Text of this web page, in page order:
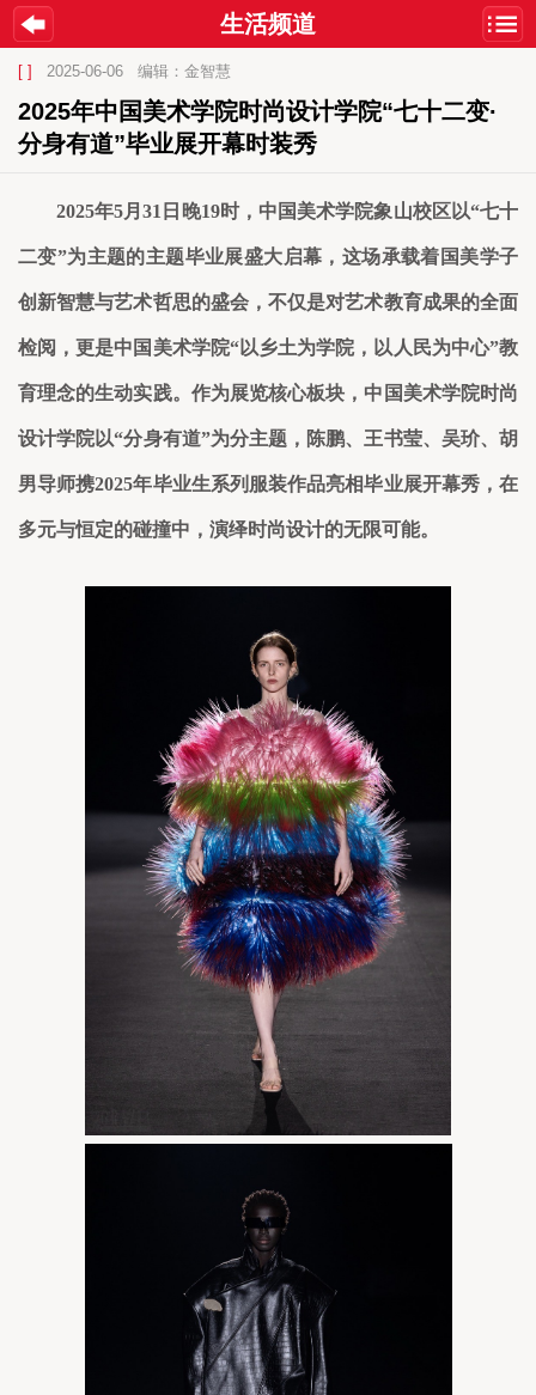
生活频道
[ ] 2025-06-06 编辑：金智慧
2025年中国美术学院时尚设计学院“七十二变·
分身有道”毕业展开幕时装秀
2025年5月31 日晚19时，中国美术学院象山校区以“七十
二变”为主题的主题毕业展盛大启幕， 这场承载着国美学子
创新智慧与艺术哲思的盛会，不仅是对艺术教育成果的全面
检阅，更是中国美术学院“以乡土为学院，以人民为中心”教
育理念的生动实践。作为展览核心板块，中国美术学院时尚
设计学院以“分身有道”为分主题 ，陈鹏、王书莹、吴玠、胡
男导师携2025年毕业生系列服装作品亮相毕业展开幕秀，在
多元与恒定的碰撞中，演绎时尚设计的无限可能。